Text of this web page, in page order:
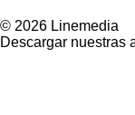
© 2026 Linemedia
Descargar nuestras